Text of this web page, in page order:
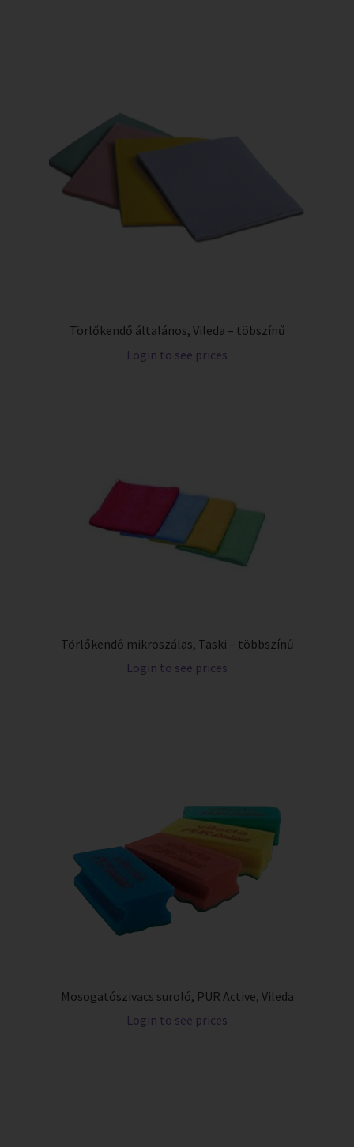
Törlőkendő általános, Vileda – töbszínű
Login to see prices
Törlőkendő mikroszálas, Taski – többszínű
Login to see prices
Mosogatószivacs suroló, PUR Active, Vileda
Login to see prices